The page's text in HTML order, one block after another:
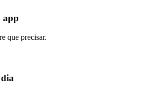
app
que precisar.